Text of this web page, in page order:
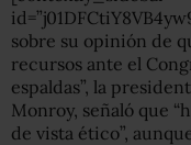
sobre su opinión de
recursos ante el
espaldas”, la
Monroy, señaló que
de vista ético”,